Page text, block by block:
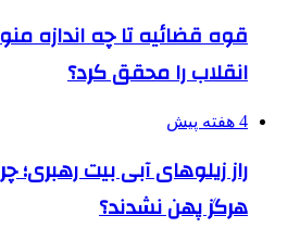
قوه قضائیه تا چه اندازه
انقلاب را محقق کرد؟
4 هفته پیش
راز زیلوهای آبی بیت
هرگز پهن نشدند؟